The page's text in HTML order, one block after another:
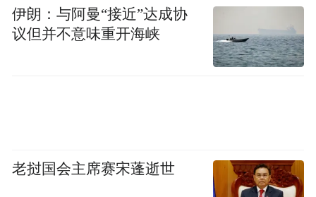
洪城路—解放西路快捷化改造项目
伊朗：与阿曼“接近”达成协
议但并不意味重开海峡
老挝国会主席赛宋蓬逝世